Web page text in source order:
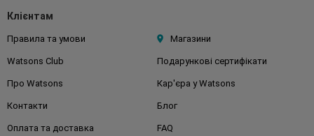
Клієнтам
Правила та умови Магазини
Watsons Club Подарункові сертифікати
Про Watsons Кар'єра у Watsons
Контакти Блог
Оплата та доставка FAQ